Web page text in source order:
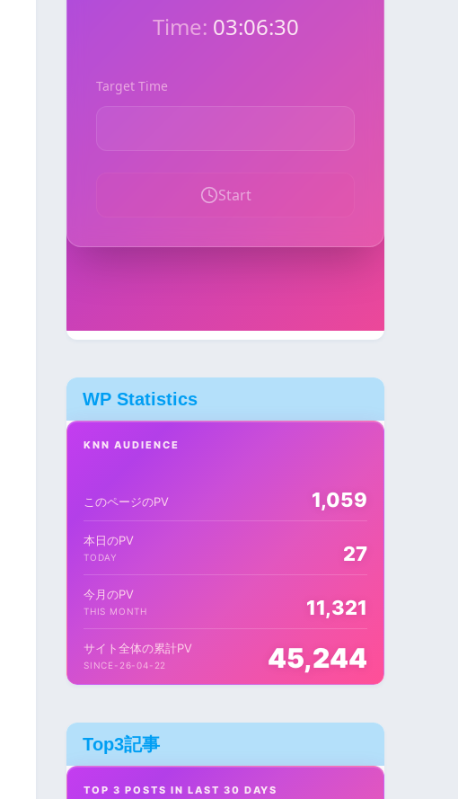
WP Statistics
KNN AUDIENCE
このページのPV 1,059
本日のPV
TODAY 27
今月のPV
THIS MONTH 11,321
サイト全体の累計PV
SINCE-26-04-22 45,244
Top3記事
TOP 3 POSTS IN LAST 30 DAYS